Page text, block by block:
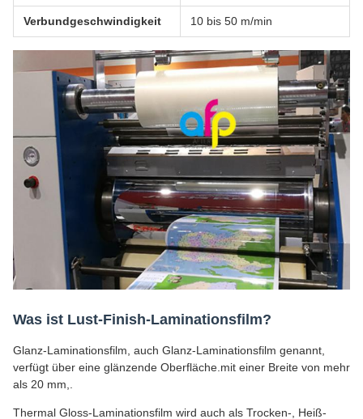
Verbundgeschwindigkeit 10 bis 50 m/min
Was ist Lust-Finish-Laminationsfilm?
Glanz-Laminationsfilm, auch Glanz-Laminationsfilm genannt,
verfügt über eine glänzende Oberfläche.mit einer Breite von mehr
als 20 mm,.
Thermal Gloss-Laminationsfilm wird auch als Trocken-, Heiß-